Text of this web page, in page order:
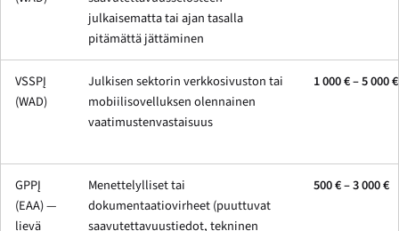
julkaisematta tai ajan tasalla
pitämättä jättäminen
VSSPĮ
(WAD)
Julkisen sektorin verkkosivuston tai
mobiilisovelluksen olennainen
vaatimustenvastaisuus
1 000 € – 5 000 €
GPPĮ
(EAA) —
lievä
Menettelylliset tai
dokumentaatiovirheet (puuttuvat
saavutettavuustiedot, tekninen
500 € – 3 000 €